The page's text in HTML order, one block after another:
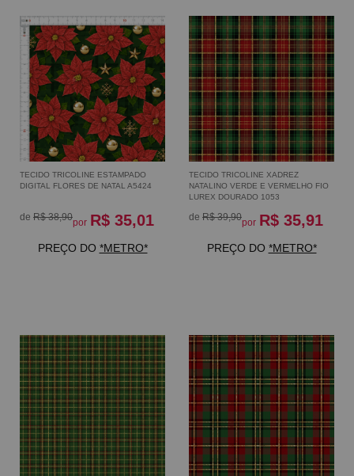
TECIDO TRICOLINE ESTAMPADO
DIGITAL FLORES DE NATAL A5424
de R$ 38,90por R$ 35,01
PREÇO DO *METRO*
TECIDO TRICOLINE XADREZ
NATALINO VERDE E VERMELHO FIO
LUREX DOURADO 1053
de R$ 39,90por R$ 35,91
PREÇO DO *METRO*